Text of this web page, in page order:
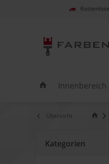
Innenbereich
Übersicht
Kategorien